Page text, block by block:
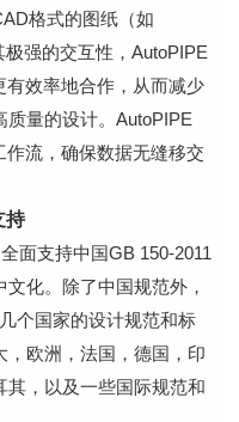
格式的图纸（如
强的交互性，AutoPIPE
效率地合作，从而减少
量的设计。AutoPIPE
流，确保数据无缝移交
持
面支持中国GB 150-2011
化。除了中国规范外，
个国家的设计规范和标
欧洲，法国，德国，印
其，以及一些国际规范和